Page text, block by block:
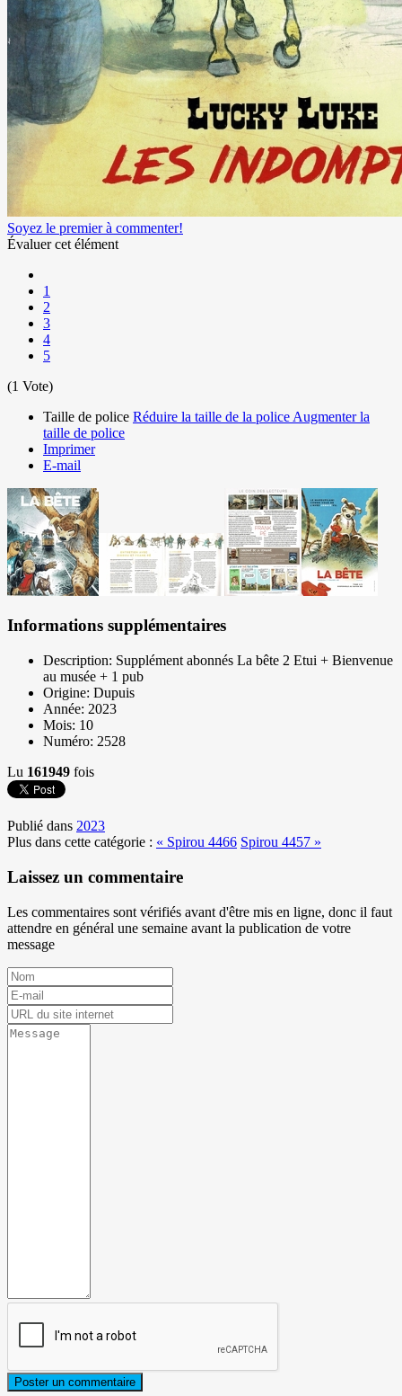
Soyez le premier à commenter!
Évaluer cet élément
1
2
3
4
5
(1 Vote)
Taille de police Réduire la taille de la police Augmenter la
taille de police
Imprimer
E-mail
Informations supplémentaires
Description: Supplément abonnés La bête 2 Etui + Bienvenue
au musée + 1 pub
Origine: Dupuis
Année: 2023
Mois: 10
Numéro: 2528
Lu 161949 fois
Publié dans 2023
Plus dans cette catégorie : « Spirou 4466 Spirou 4457 »
Laissez un commentaire
Les commentaires sont vérifiés avant d'être mis en ligne, donc il faut
attendre en général une semaine avant la publication de votre
message